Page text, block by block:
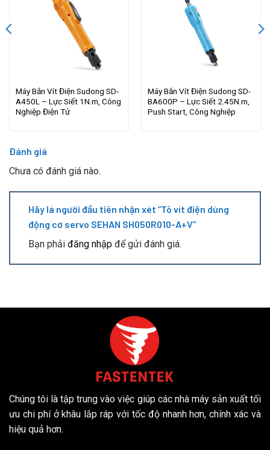
Máy Bắn Vít Điện Sudong SD-
A450L – Lực Siết 1N.m, Công
Nghiệp Điện Tử
Máy Bắn Vít Điện Sudong SD-
BA600P – Lực Siết 2.45N.m,
Push Start, Công Nghiệp
Đánh giá
Chưa có đánh giá nào.
Hãy là người đầu tiên nhận xét “Tô vít điện dùng
động cơ servo SEHAN SH050R010-A+V”
Bạn phải đăng nhập để gửi đánh giá.
Chúng tôi là tập trung vào việc giúp các nhà máy sản xuất tối
ưu chi phí ở khâu lắp ráp với tốc độ nhanh hơn, chính xác và
hiệu quả hơn.